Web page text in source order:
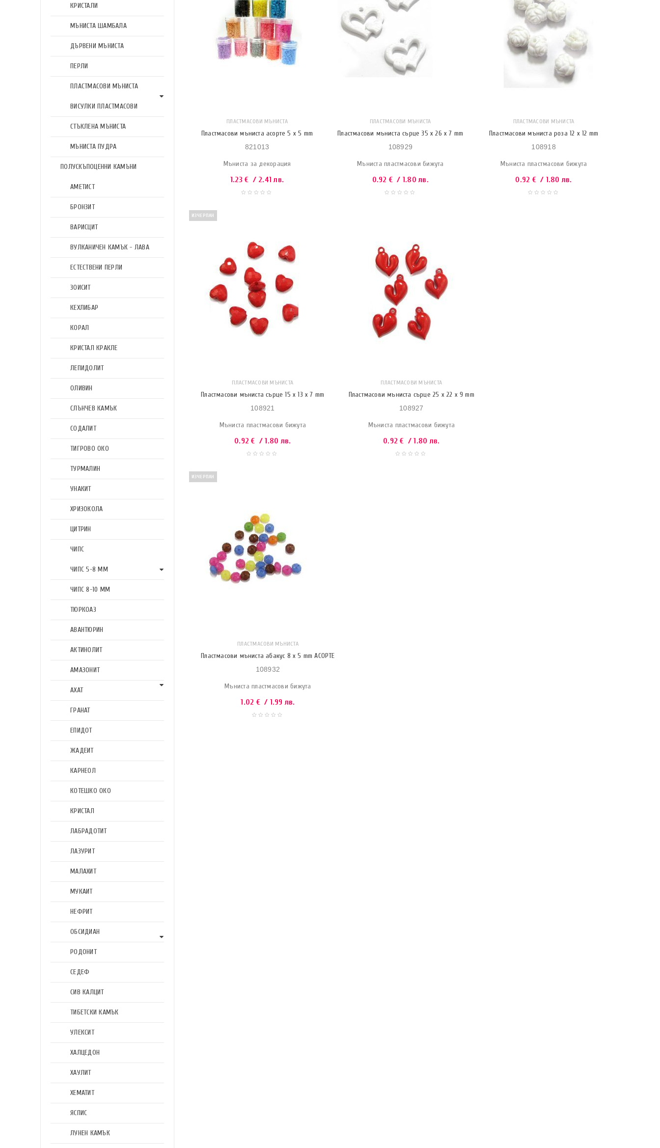
КРИСТАЛИ
МЪНИСТА ШАМБАЛА
ДЪРВЕНИ МЪНИСТА
ПЕРЛИ
ПЛАСТМАСОВИ МЪНИСТА
ВИСУЛКИ ПЛАСТМАСОВИ
СТЪКЛЕНА МЪНИСТА
МЪНИСТА ПУДРА
ПОЛУСКЪПОЦЕННИ КАМЪНИ
АМЕТИСТ
БРОНЗИТ
ВАРИСЦИТ
ВУЛКАНИЧЕН КАМЪК - ЛАВА
ЕСТЕСТВЕНИ ПЕРЛИ
ЗОИСИТ
КЕХЛИБАР
КОРАЛ
КРИСТАЛ КРАКЛЕ
ЛЕПИДОЛИТ
ОЛИВИН
СЛЪНЧЕВ КАМЪК
СОДАЛИТ
ТИГРОВО ОКО
ТУРМАЛИН
УНАКИТ
ХРИЗОКОЛА
ЦИТРИН
ЧИПС
ЧИПС 5-8 ММ
ЧИПС 8-10 ММ
ТЮРКОАЗ
АВАНТЮРИН
АКТИНОЛИТ
АМАЗОНИТ
АХАТ
ГРАНАТ
ЕПИДОТ
ЖАДЕИТ
КАРНЕОЛ
КОТЕШКО ОКО
КРИСТАЛ
ЛАБРАДОТИТ
ЛАЗУРИТ
МАЛАХИТ
МУКАИТ
НЕФРИТ
ОБСИДИАН
РОДОНИТ
СЕДЕФ
СИВ КАЛЦИТ
ТИБЕТСКИ КАМЪК
УЛЕКСИТ
ХАЛЦЕДОН
ХАУЛИТ
ХЕМАТИТ
ЯСПИС
ЛУНЕН КАМЪК
ПЛАСТМАСОВИ МЪНИСТА
Пластмасови мъниста асорте 5 x 5 mm
821013
Мъниста за декорация
1.23€ / 2.41 лв.
ПЛАСТМАСОВИ МЪНИСТА
Пластмасови мъниста сърце 35 x 26 x 7 mm
108929
Мъниста пластмасови бижута
0.92 € / 1.80 лв.
ПЛАСТМАСОВИ МЪНИСТА
Пластмасови мъниста роза 12 x 12 mm
108918
Мъниста пластмасови бижута
0.92 € / 1.80 лв.
ИЗЧЕРПАН
ПЛАСТМАСОВИ МЪНИСТА
Пластмасови мъниста сърце 15 x 13 x 7 mm
108921
Мъниста пластмасови бижута
0.92€ / 1.80 лв.
ПЛАСТМАСОВИ МЪНИСТА
Пластмасови мъниста сърце 25 x 22 x 9 mm
108927
Мъниста пластмасови бижута
0.92€ / 1.80 лв.
ИЗЧЕРПАН
ПЛАСТМАСОВИ МЪНИСТА
Пластмасови мъниста абакус 8 x 5 mm АСОРТЕ
108932
Мъниста пластмасови бижута
1.02 € / 1.99 лв.